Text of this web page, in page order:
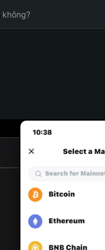
không?